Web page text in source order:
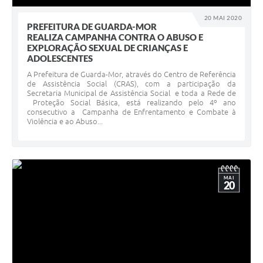
20 MAI 2020
PREFEITURA DE GUARDA-MOR
REALIZA CAMPANHA CONTRA O ABUSO E
EXPLORAÇÃO SEXUAL DE CRIANÇAS E
ADOLESCENTES
A Prefeitura de Guarda-Mor, através do Centro de Referência
de Assistência Social (CRAS), com a participação da
Secretaria Municipal de Assistência Social e toda a Rede de
Proteção Social Básica, está realizando pelo 4º ano
consecutivo a Campanha de Enfrentamento e Combate à
Violência e ao Abuso...
MAI
20